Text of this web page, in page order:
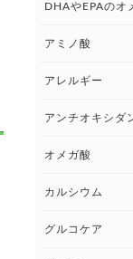
DHAやEPAのオ
アミノ酸
アレルギー
アレルギー ト
アンチオキシダ
オメガ酸
カルシウム
グルコケア